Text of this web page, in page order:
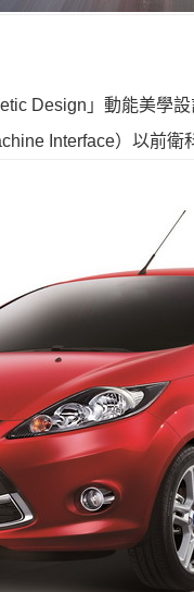
Design」動能美學
Interface）以前